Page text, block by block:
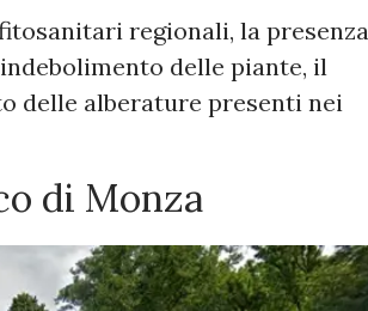
regionali, la presenza
delle piante, il
delle alberature presenti nei
di Monza